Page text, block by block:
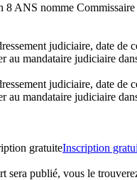
8 ANS nomme
judiciaire, date
au mandataire judiciaire
judiciaire, date
au mandataire judiciaire
gratuiteInscription
sera publié, vous le